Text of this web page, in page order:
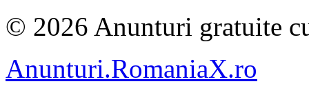
© 2026 Anunturi gratuite
Anunturi.RomaniaX.ro